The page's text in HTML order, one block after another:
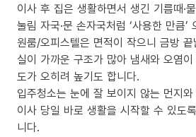
이사 후 집은 생활하면서 생긴 기름때·
눌림 자국·문 손자국처럼 ‘사용한 만큼’
원룸/오피스텔은 면적이 작으니 금방
실이 가까운 구조가 많아 냄새와 오염
도가 오히려 높기도 합니다.
입주청소는 눈에 잘 보이지 않는 먼지
이사 당일 바로 생활을 시작할 수 있도
니다.